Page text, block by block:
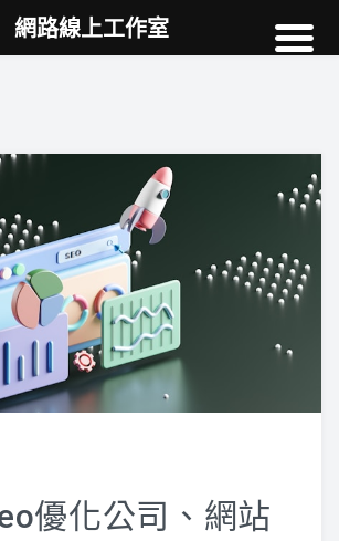
高雄網頁設計
網站SEO
NEWS
教學
AI
優化公司、網站
網路線上工作室